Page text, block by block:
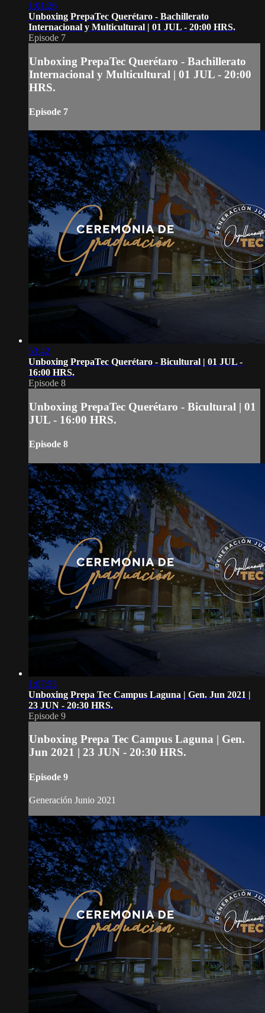
1:01:26
Unboxing PrepaTec Querétaro - Bachillerato
Internacional y Multicultural | 01 JUL - 20:00 HRS.
Episode 7
Unboxing PrepaTec Querétaro - Bachillerato
Internacional y Multicultural | 01 JUL - 20:00
HRS.
Episode 7
53:42
Unboxing PrepaTec Querétaro - Bicultural | 01 JUL -
16:00 HRS.
Episode 8
Unboxing PrepaTec Querétaro - Bicultural | 01
JUL - 16:00 HRS.
Episode 8
1:07:53
Unboxing Prepa Tec Campus Laguna | Gen. Jun 2021 |
23 JUN - 20:30 HRS.
Episode 9
Unboxing Prepa Tec Campus Laguna | Gen.
Jun 2021 | 23 JUN - 20:30 HRS.
Episode 9
Generación Junio 2021